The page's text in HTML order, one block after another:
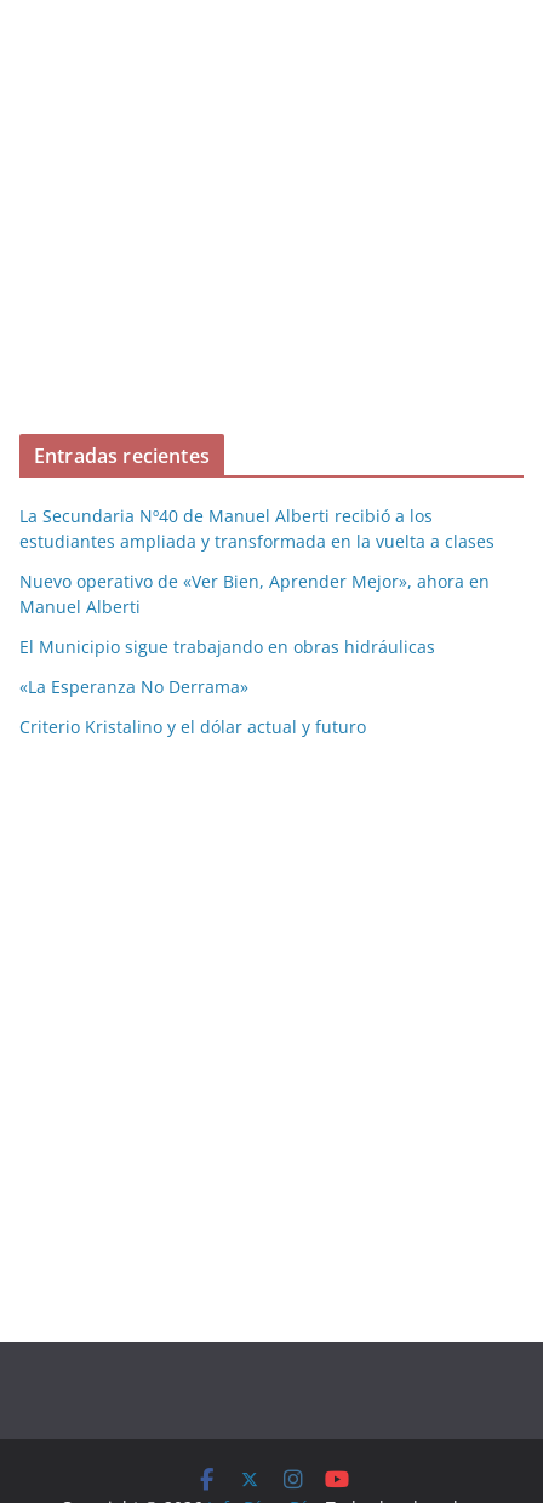
Entradas recientes
La Secundaria Nº40 de Manuel Alberti recibió a los
estudiantes ampliada y transformada en la vuelta a clases
Nuevo operativo de «Ver Bien, Aprender Mejor», ahora en
Manuel Alberti
El Municipio sigue trabajando en obras hidráulicas
«La Esperanza No Derrama»
Criterio Kristalino y el dólar actual y futuro